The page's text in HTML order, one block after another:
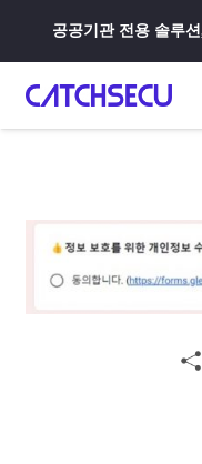
공공기관 전용 솔루